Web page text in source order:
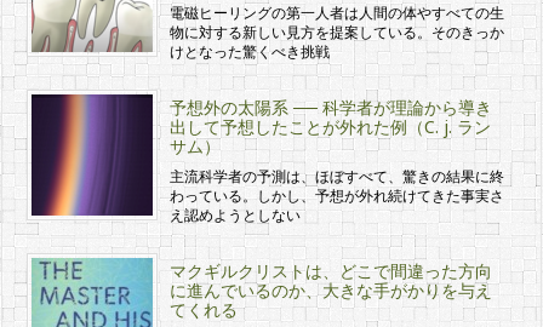
電磁ヒーリングの第一人者は人間の体やすべての生
物に対する新しい見方を提案している。そのきっか
けとなった驚くべき挑戦
予想外の太陽系 ── 科学者が理論から導き
出して予想したことが外れた例（C. j. ラン
サム）
主流科学者の予測は、ほぼすべて、驚きの結果に終
わっている。しかし、予想が外れ続けてきた事実さ
え認めようとしない
マクギルクリストは、どこで間違った方向
に進んでいるのか、大きな手がかりを与え
てくれる